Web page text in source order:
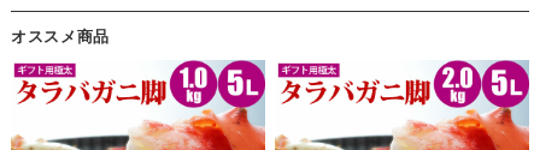
オススメ商品